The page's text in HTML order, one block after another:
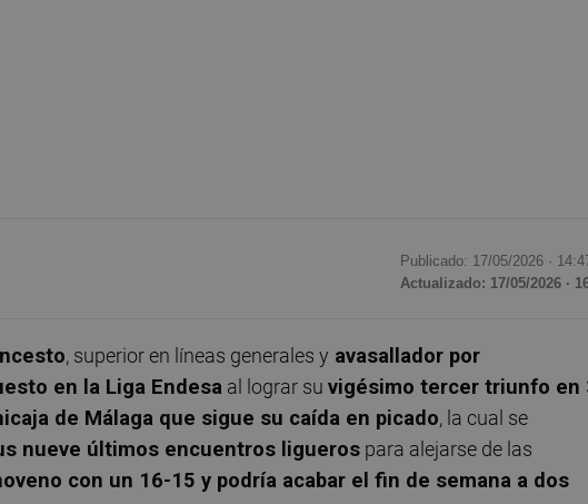
Publicado: 17/05/2026 ·
Actualizado: 17/05/2026 ·
, superior en líneas generales y avasallador por
en la Liga Endesa al lograr su vigésimo tercer triunfo en
de Málaga que sigue su caída en picado, la cual se
nueve últimos encuentros ligueros para alejarse de las
con un 16-15 y podría acabar el fin de semana a dos